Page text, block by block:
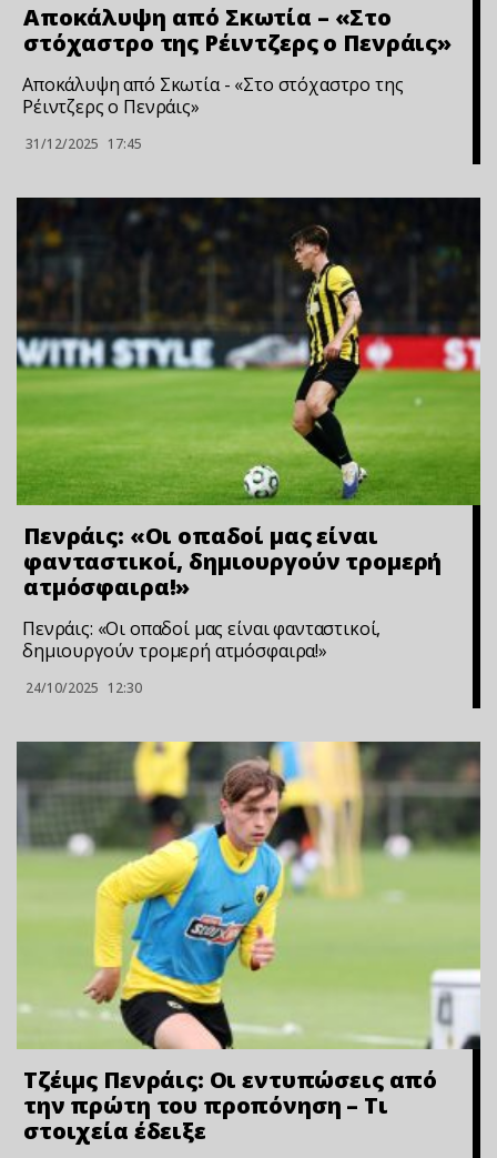
Αποκάλυψη από Σκωτία – «Στο
στόχαστρο της Ρέιντζερς ο Πενράις»
Αποκάλυψη από Σκωτία - «Στο στόχαστρο της
Ρέιντζερς ο Πενράις»
31/12/2025 17:45
Πενράις: «Οι οπαδοί μας είναι
φανταστικοί, δημιουργούν τρομερή
ατμόσφαιρα!»
Πενράις: «Οι οπαδοί μας είναι φανταστικοί,
δημιουργούν τρομερή ατμόσφαιρα!»
24/10/2025 12:30
Τζέιμς Πενράις: Οι εντυπώσεις από
την πρώτη του προπόνηση – Τι
στοιχεία έδειξε